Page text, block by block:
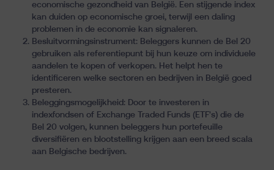
economische gezondheid van België. Een stijgende index
kan duiden op economische groei, terwijl een daling
problemen in de economie kan signaleren.
Besluitvormingsinstrument: Beleggers kunnen de Bel 20
gebruiken als referentiepunt bij hun keuze om individuele
aandelen te kopen of verkopen. Het helpt hen te
identificeren welke sectoren en bedrijven in België goed
presteren.
Beleggingsmogelijkheid: Door te investeren in
indexfondsen of Exchange Traded Funds (ETF's) die de
Bel 20 volgen, kunnen beleggers hun portefeuille
diversifiëren en blootstelling krijgen aan een breed scala
aan Belgische bedrijven.